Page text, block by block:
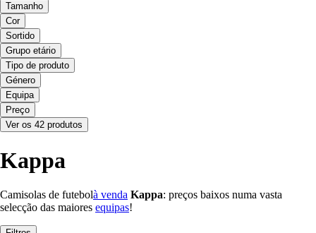
Tamanho
Cor
Sortido
Grupo etário
Tipo de produto
Género
Equipa
Preço
Ver os 42 produtos
Kappa
Camisolas de futebolà venda Kappa: preços baixos numa vasta
selecção das maiores equipas!